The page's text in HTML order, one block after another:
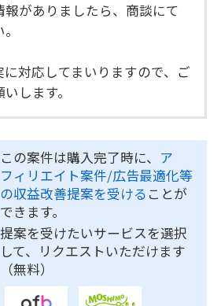
がありましたら、商談にて
対応してまいりますので、ご
します。
この案件は購入完了時に、 ア
フィリエイト案件/広告最適化等
の収益改善提案を受ける ことが
できます。
提案を受けたいサービスを選択
して、リクエストいただけます
（無料）